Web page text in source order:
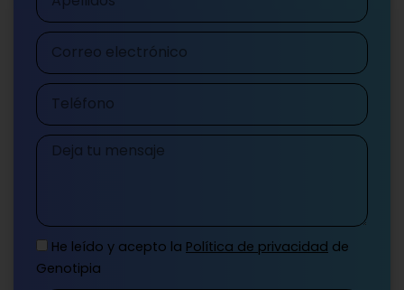
Correo
electrónico
Teléfono
Mensaje
He leído y acepto la Política de privacidad de
Genotipia